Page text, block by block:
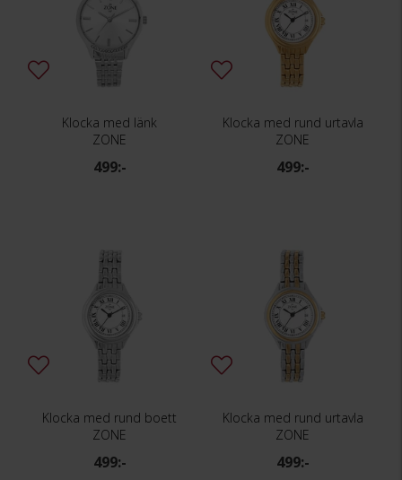
Klocka med länk
ZONE
499:-
Klocka med rund urtavla
ZONE
499:-
Klocka med rund boett
ZONE
499:-
Klocka med rund urtavla
ZONE
499:-